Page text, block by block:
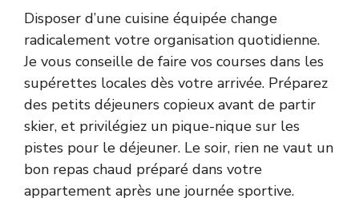
Disposer d’une cuisine équipée change
radicalement votre organisation quotidienne.
Je vous conseille de faire vos courses dans les
supérettes locales dès votre arrivée. Préparez
des petits déjeuners copieux avant de partir
skier, et privilégiez un pique-nique sur les
pistes pour le déjeuner. Le soir, rien ne vaut un
bon repas chaud préparé dans votre
appartement après une journée sportive.